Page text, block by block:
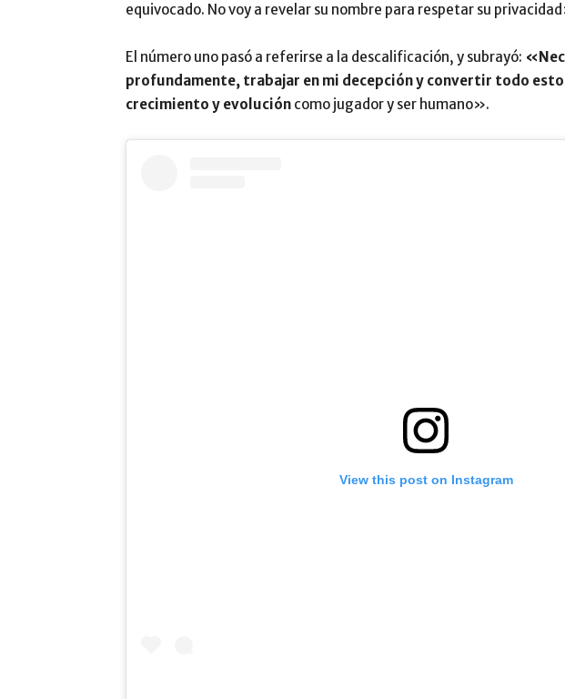
equivocado. No voy a revelar su nombre para respetar su
El número uno pasó a referirse a la descalificación, y subrayó: «N
profundamente, trabajar en mi decepción y convertir todo esto
crecimiento y evolución como jugador y ser humano».
View this post on Instagram